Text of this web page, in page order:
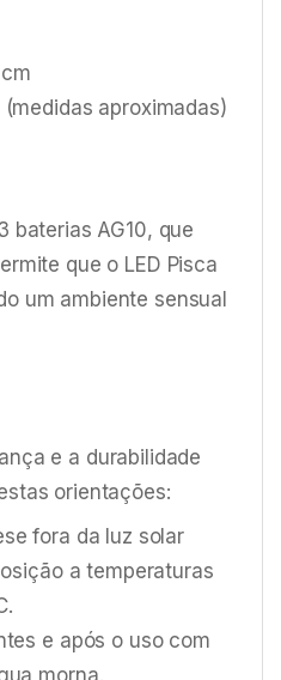
aproximadas)
baterias AG10, que
que o LED Pisca
um ambiente sensual
e a durabilidade
orientações:
fora da luz solar
a temperaturas
e após o uso com